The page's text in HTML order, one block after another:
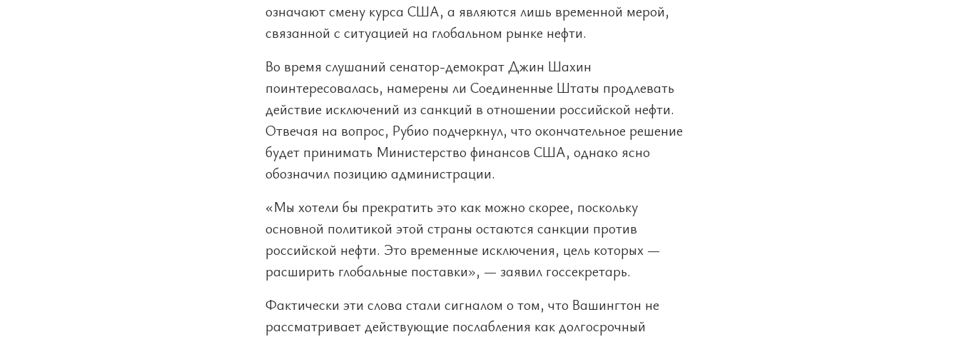
означают смену курса США, а являются лишь временной мерой,
связанной с ситуацией на глобальном рынке нефти.
Во время слушаний сенатор-демократ Джин Шахин
поинтересовалась, намерены ли Соединенные Штаты продлевать
действие исключений из санкций в отношении российской нефти.
Отвечая на вопрос, Рубио подчеркнул, что окончательное решение
будет принимать Министерство финансов США, однако ясно
обозначил позицию администрации.
«Мы хотели бы прекратить это как можно скорее, поскольку
основной политикой этой страны остаются санкции против
российской нефти. Это временные исключения, цель которых —
расширить глобальные поставки», — заявил госсекретарь.
Фактически эти слова стали сигналом о том, что Вашингтон не
рассматривает действующие послабления как долгосрочный